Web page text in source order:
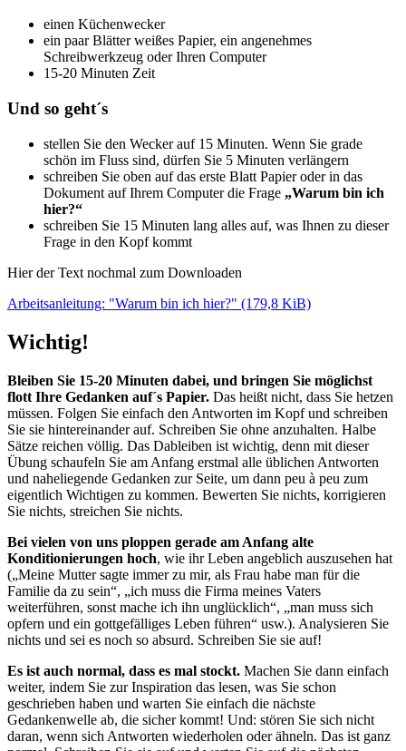
einen Küchenwecker
ein paar Blätter weißes Papier, ein angenehmes
Schreibwerkzeug oder Ihren Computer
15-20 Minuten Zeit
Und so geht´s
stellen Sie den Wecker auf 15 Minuten. Wenn Sie grade
schön im Fluss sind, dürfen Sie 5 Minuten verlängern
schreiben Sie oben auf das erste Blatt Papier oder in das
Dokument auf Ihrem Computer die Frage „Warum bin ich
hier?“
schreiben Sie 15 Minuten lang alles auf, was Ihnen zu dieser
Frage in den Kopf kommt
Hier der Text nochmal zum Downloaden
Arbeitsanleitung: "Warum bin ich hier?" (179,8 KiB)
Wichtig!
Bleiben Sie 15-20 Minuten dabei, und bringen Sie möglichst
flott Ihre Gedanken auf´s Papier. Das heißt nicht, dass Sie hetzen
müssen. Folgen Sie einfach den Antworten im Kopf und schreiben
Sie sie hintereinander auf. Schreiben Sie ohne anzuhalten. Halbe
Sätze reichen völlig. Das Dableiben ist wichtig, denn mit dieser
Übung schaufeln Sie am Anfang erstmal alle üblichen Antworten
und naheliegende Gedanken zur Seite, um dann peu à peu zum
eigentlich Wichtigen zu kommen. Bewerten Sie nichts, korrigieren
Sie nichts, streichen Sie nichts.
Bei vielen von uns ploppen gerade am Anfang alte
Konditionierungen hoch, wie ihr Leben angeblich auszusehen hat
(„Meine Mutter sagte immer zu mir, als Frau habe man für die
Familie da zu sein“, „ich muss die Firma meines Vaters
weiterführen, sonst mache ich ihn unglücklich“, „man muss sich
opfern und ein gottgefälliges Leben führen“ usw.). Analysieren Sie
nichts und sei es noch so absurd. Schreiben Sie sie auf!
Es ist auch normal, dass es mal stockt. Machen Sie dann einfach
weiter, indem Sie zur Inspiration das lesen, was Sie schon
geschrieben haben und warten Sie einfach die nächste
Gedankenwelle ab, die sicher kommt! Und: stören Sie sich nicht
daran, wenn sich Antworten wiederholen oder ähneln. Das ist ganz